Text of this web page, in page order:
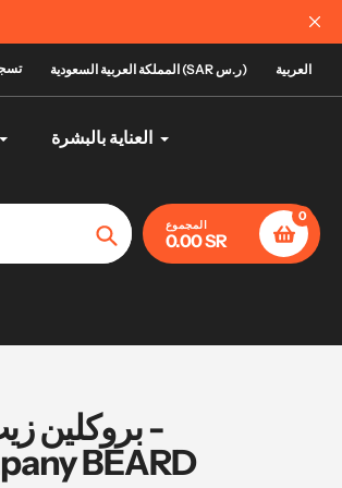
المملكة العربية السعودية (SAR ر.س) العربية
العناية بالبشرة
تأكيد
المجموع
0.00 SR
0
BEARD